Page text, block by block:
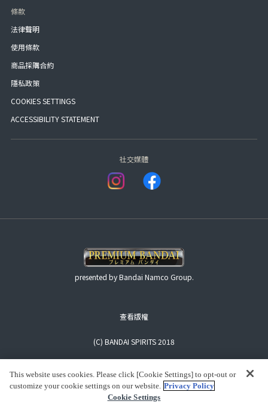
條款
法律聲明
使用條款
商品採購合約
隱私政策
COOKIES SETTINGS
ACCESSIBILITY STATEMENT
社交媒體
presented by Bandai Namco Group.
查看版權
(C) BANDAI SPIRITS 2018
This website uses cookies. Please click [Cookie Settings] to opt-out or
customize your cookie settings on our website. Privacy Policy
Cookie Settings